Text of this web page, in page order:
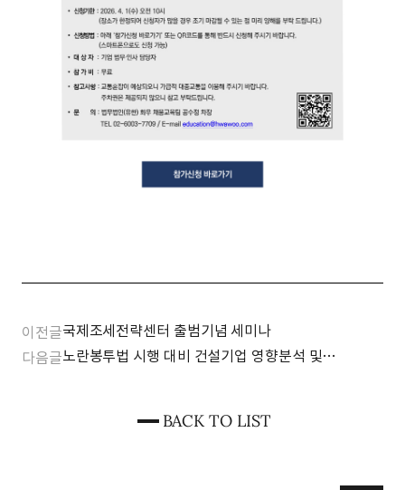
이전글국제조세전략센터 출범기념 세미나
BACK TO LIST
다음글노란봉투법 시행 대비 건설기업 영향분석 및